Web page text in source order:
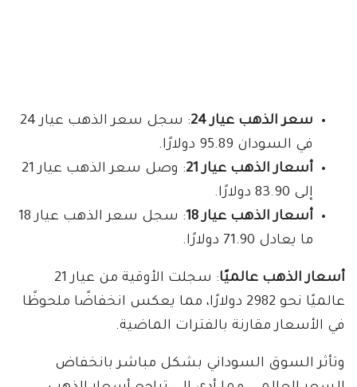
سعر الذهب عيار 24
: سجل سعر الذهب عيار 24
في السودان 95.89 دولارًا.
أسعار الذهب عيار 21
: وصل سعر الذهب عيار 21
إلى 83.90 دولارًا.
أسعار الذهب عيار 18
: سجل سعر الذهب عيار 18
ما يعادل 71.90 دولارًا.
أسعار الذهب عالميًا
: سجلت الأوقية من عيار 21
عالميًا نحو 2982 دولارًا، مما يعكس انخفاضًا ملحوظًا
في الأسعار مقارنة بالفترات الماضية.
وتأثر السوق السوداني بشكل مباشر بانخفاض